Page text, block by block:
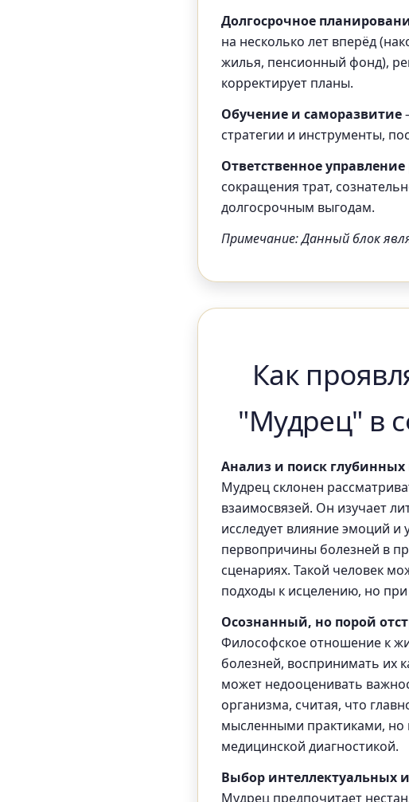
Долгосрочное
на несколько лет вперёд
жилья, пенсионный фонд),
корректирует планы.
Обучение и саморазвитие
стратегии и инструменты,
Ответственное
сокращения трат,
долгосрочным выгодам.
Примечание: Данный блок
Как
"Мудрец" в
Анализ и поиск
Мудрец склонен
взаимосвязей. Он изучает
исследует влияние эмоций
первопричины болезней в
сценариях. Такой человек
подходы к исцелению, но
Осознанный, но порой
Философское отношение к
болезней, воспринимать их
может недооценивать
организма, считая, что
мысленными практиками, но
медицинской диагностикой.
Выбор интеллектуальных
Мудрец предпочитает